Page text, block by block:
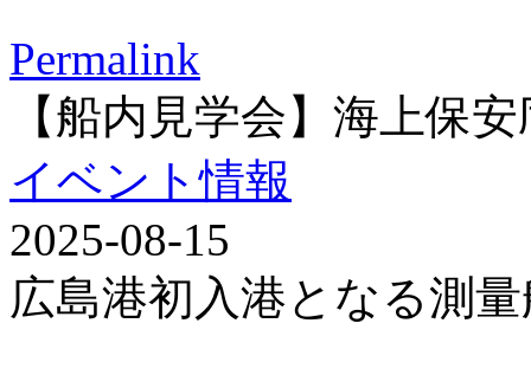
Permalink
【船内見学会】海上保
イベント情報
2025-08-15
広島港初入港となる測